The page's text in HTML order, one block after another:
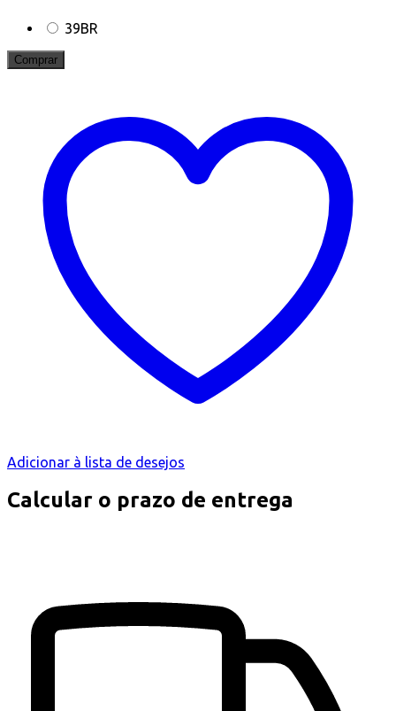
39BR
Comprar
Adicionar à lista de desejos
Calcular o prazo de entrega